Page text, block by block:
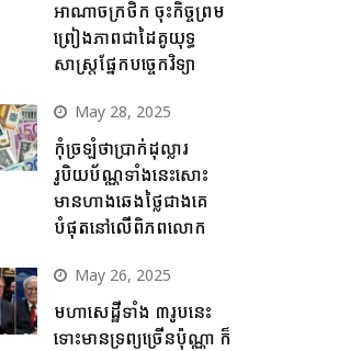
អាណាចក្រថិក ចុះកិច្ចព្រម
ព្រៀងភាពជាដៃគូយុទ្ធ
សាស្ត្រផ្នែកបច្ចេកវិទ្យា
May 28, 2025
កុំច្រឡំថាប្រាក់ដុល្លារ
រូបិយប័ណ្ណទាំងនេះសោះ
មានហាងឆេងថ្លៃជាងគេ
បំផុតនៅលើពិភពលោក
May 26, 2025
មហាសេដ្ឋីទាំង ៣រូបនេះ
ទោះមានទ្រព្យច្រើនប៉ុណ្ណា ក៏